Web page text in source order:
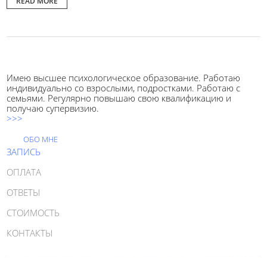
Имею высшее психологическое образование. Работаю
индивидуально со взрослыми, подростками. Работаю с
семьями. Регулярно повышаю свою квалификацию и
получаю супервизию.
>>>
ОБО МНЕ
ЗАПИСЬ
ОПЛАТА
ОТВЕТЫ
СТОИМОСТЬ
КОНТАКТЫ